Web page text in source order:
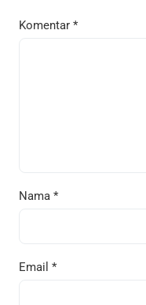
Komentar *
Nama *
Email *